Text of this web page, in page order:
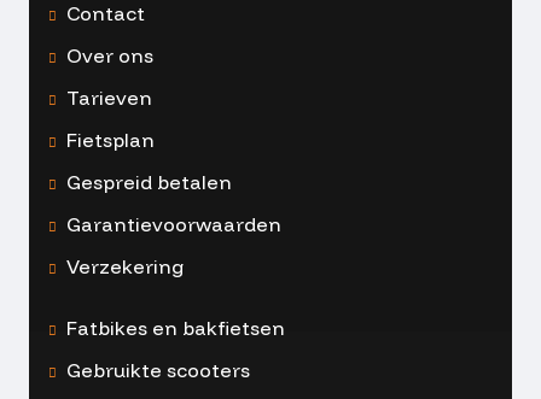
Contact
Over ons
Tarieven
Fietsplan
Gespreid betalen
Garantievoorwaarden
Verzekering
Fatbikes en bakfietsen
Gebruikte scooters